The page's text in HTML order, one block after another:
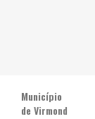
Município
de Virmond